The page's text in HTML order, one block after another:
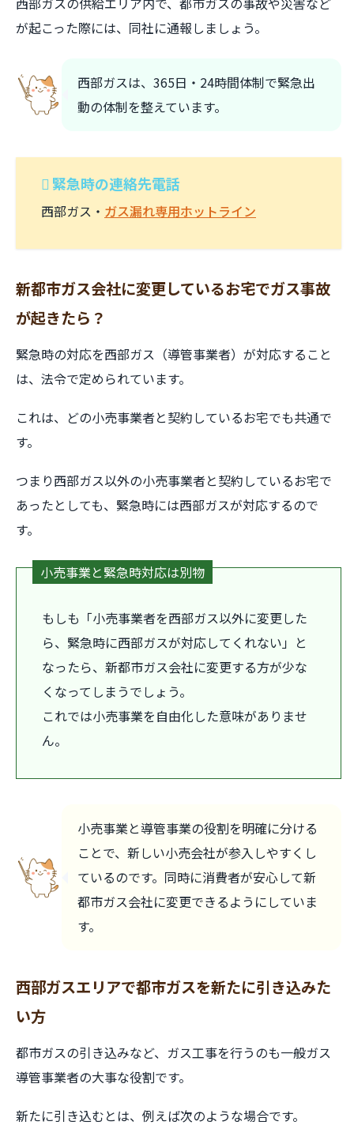
が起こった際には、同社に通報しましょう。
西部ガスは、365日・24時間体制で緊急出
動の体制を整えています。
緊急時の連絡先電話
西部ガス・ ガス漏れ専用ホットライン
新都市ガス会社に変更しているお宅でガス事故
が起きたら？
緊急時の対応を西部ガス（導管事業者）が対応すること
は、法令で定められています。
これは、どの小売事業者と契約しているお宅でも共通で
す。
つまり西部ガス以外の小売事業者と契約しているお宅で
あったとしても、緊急時には西部ガスが対応するので
す。
小売事業と緊急時対応は別物
もしも「小売事業者を西部ガス以外に変更した
ら、緊急時に西部ガスが対応してくれない」と
なったら、新都市ガス会社に変更する方が少な
くなってしまうでしょう。
これでは小売事業を自由化した意味がありませ
ん。
小売事業と導管事業の役割を明確に分ける
ことで、新しい小売会社が参入しやすくし
ているのです。同時に消費者が安心して新
都市ガス会社に変更できるようにしていま
す。
西部ガスエリアで都市ガスを新たに引き込みた
い方
都市ガスの引き込みなど、ガス工事を行うのも一般ガス
導管事業者の大事な役割です。
新たに引き込むとは、例えば次のような場合です。